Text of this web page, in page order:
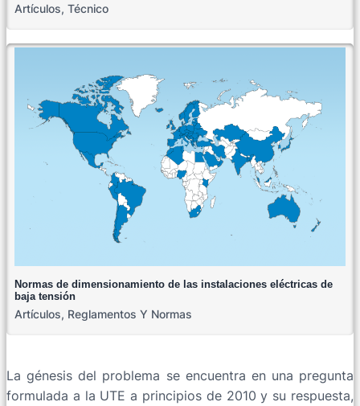
Artículos, Técnico
Normas de dimensionamiento de las instalaciones eléctricas de
baja tensión
Artículos, Reglamentos Y Normas
La génesis del problema se encuentra en una pregunta
formulada a la UTE a principios de 2010 y su respuesta,